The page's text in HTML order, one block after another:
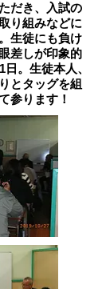
だき、入試の
り組みなどに
生徒にも負け
差しが印象的
。生徒本人、
とタッグを組
参ります！